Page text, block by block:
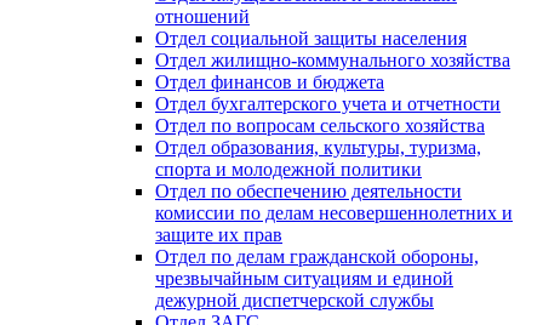
отношений
Отдел социальной защиты населения
Отдел жилищно-коммунального хозяйства
Отдел финансов и бюджета
Отдел бухгалтерского учета и отчетности
Отдел по вопросам сельского хозяйства
Отдел образования, культуры, туризма,
спорта и молодежной политики
Отдел по обеспечению деятельности
комиссии по делам несовершеннолетних и
защите их прав
Отдел по делам гражданской обороны,
чрезвычайным ситуациям и единой
дежурной диспетчерской службы